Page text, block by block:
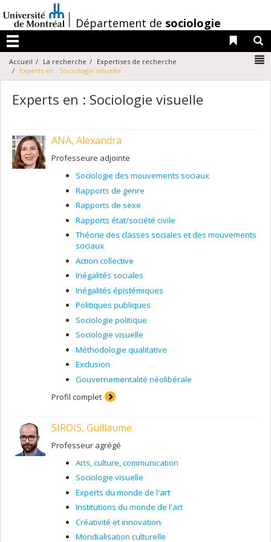
au
contenu
/Département de sociologie
Menu
Liens
Accueil La recherche
Expertises de recherche
Experts en : Sociologie visuelle
Experts en : Sociologie visuelle
ANA, Alexandra
Professeure adjointe
Sociologie des mouvements sociaux
Rapports de genre
Rapports de sexe
Rapports état/société civile
Théorie des classes sociales et des mouvements
sociaux
Action collective
Inégalités sociales
Inégalités épistémiques
Politiques publiques
Sociologie politique
Sociologie visuelle
Méthodologie qualitative
Exclusion
Gouvernementalité néolibérale
Profil complet
SIROIS, Guillaume
Professeur agrégé
Arts, culture, communication
Sociologie visuelle
Experts du monde de l'art
Institutions du monde de l'art
Créativité et innovation
Mondialisation culturelle